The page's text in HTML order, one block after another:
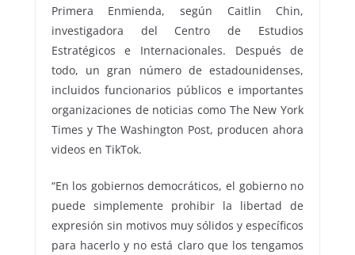
Primera Enmienda, según Caitlin Chin,
investigadora del Centro de Estudios
Estratégicos e Internacionales. Después de
todo, un gran número de estadounidenses,
incluidos funcionarios públicos e importantes
organizaciones de noticias como The New York
Times y The Washington Post, producen ahora
videos en TikTok.
“En los gobiernos democráticos, el gobierno no
puede simplemente prohibir la libertad de
expresión sin motivos muy sólidos y específicos
para hacerlo y no está claro que los tengamos